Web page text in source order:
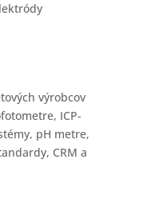
výrobcov
ICP-
pH metre,
CRM a